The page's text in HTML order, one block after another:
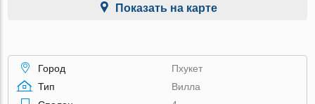
Показать на карте
Город
Пхукет
Тип
Вилла